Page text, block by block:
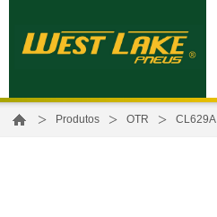
> Produtos > OTR > CL629A